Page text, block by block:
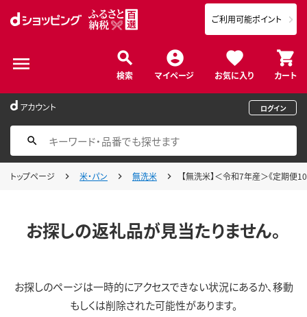
検索 マイページ お気に入り カート
ご利用可能ポイント
アカウント ログイン
トップページ 米・パン 無洗米 【無洗米】＜令和7年産＞《定期
お探しの返礼品が見当たりません。
お探しのページは一時的にアクセスできない状況にあるか、移動
もしくは削除された可能性があります。